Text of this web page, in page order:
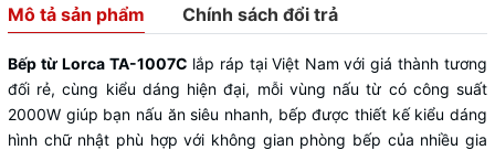
Mô tả sản phẩm Chính sách đổi trả
Bếp từ Lorca TA-1007C lắp ráp tại Việt Nam với giá thành tương
đối rẻ, cùng kiểu dáng hiện đại, mỗi vùng nấu từ có công suất
2000W giúp bạn nấu ăn siêu nhanh, bếp được thiết kế kiểu dáng
hình chữ nhật phù hợp với không gian phòng bếp của nhiều gia